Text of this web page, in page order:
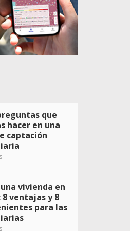
que
hacer en una
captación
vivienda en
ventajas y 8
para las